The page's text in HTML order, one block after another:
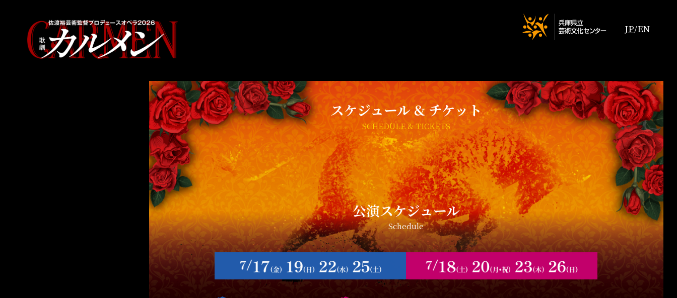
JP/EN
スケジュール & チケット
SCHEDULE & TICKETS
公演スケジュール
Schedule